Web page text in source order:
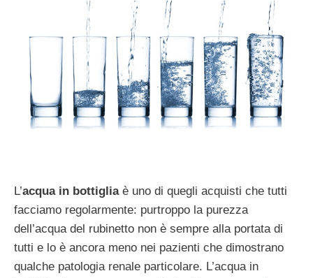
L’acqua in bottiglia è uno di quegli acquisti che tutti
facciamo regolarmente: purtroppo la purezza
dell’acqua del rubinetto non è sempre alla portata di
tutti e lo è ancora meno nei pazienti che dimostrano
qualche patologia renale particolare. L’acqua in